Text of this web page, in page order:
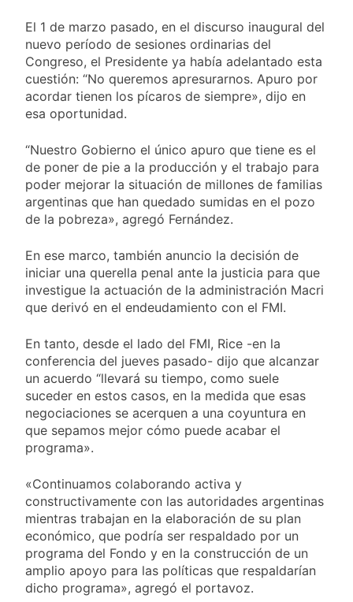
El 1 de marzo pasado, en el discurso inaugural del
nuevo período de sesiones ordinarias del
Congreso, el Presidente ya había adelantado esta
cuestión: “No queremos apresurarnos. Apuro por
acordar tienen los pícaros de siempre», dijo en
esa oportunidad.
“Nuestro Gobierno el único apuro que tiene es el
de poner de pie a la producción y el trabajo para
poder mejorar la situación de millones de familias
argentinas que han quedado sumidas en el pozo
de la pobreza», agregó Fernández.
En ese marco, también anuncio la decisión de
iniciar una querella penal ante la justicia para que
investigue la actuación de la administración Macri
que derivó en el endeudamiento con el FMI.
En tanto, desde el lado del FMI, Rice -en la
conferencia del jueves pasado- dijo que alcanzar
un acuerdo “llevará su tiempo, como suele
suceder en estos casos, en la medida que esas
negociaciones se acerquen a una coyuntura en
que sepamos mejor cómo puede acabar el
programa».
«Continuamos colaborando activa y
constructivamente con las autoridades argentinas
mientras trabajan en la elaboración de su plan
económico, que podría ser respaldado por un
programa del Fondo y en la construcción de un
amplio apoyo para las políticas que respaldarían
dicho programa», agregó el portavoz.